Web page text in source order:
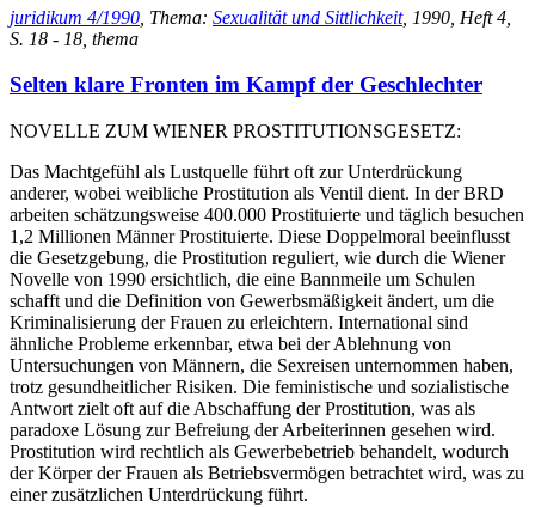
juridikum 4/1990 , Thema: Sexualität und Sittlichkeit, 1990, Heft 4,
S. 18 - 18, thema
Selten klare Fronten im Kampf der Geschlechter
NOVELLE ZUM WIENER PROSTITUTIONSGESETZ:
Das Machtgefühl als Lustquelle führt oft zur Unterdrückung
anderer, wobei weibliche Prostitution als Ventil dient. In der BRD
arbeiten schätzungsweise 400.000 Prostituierte und täglich besuchen
1,2 Millionen Männer Prostituierte. Diese Doppelmoral beeinflusst
die Gesetzgebung, die Prostitution reguliert, wie durch die Wiener
Novelle von 1990 ersichtlich, die eine Bannmeile um Schulen
schafft und die Definition von Gewerbsmäßigkeit ändert, um die
Kriminalisierung der Frauen zu erleichtern. International sind
ähnliche Probleme erkennbar, etwa bei der Ablehnung von
Untersuchungen von Männern, die Sexreisen unternommen haben,
trotz gesundheitlicher Risiken. Die feministische und sozialistische
Antwort zielt oft auf die Abschaffung der Prostitution, was als
paradoxe Lösung zur Befreiung der Arbeiterinnen gesehen wird.
Prostitution wird rechtlich als Gewerbebetrieb behandelt, wodurch
der Körper der Frauen als Betriebsvermögen betrachtet wird, was zu
einer zusätzlichen Unterdrückung führt.